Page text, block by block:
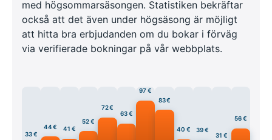
med högsommarsäsongen. Statistiken bekräftar
också att det även under högsäsong är möjligt
att hitta bra erbjudanden om du bokar i förväg
via verifierade bokningar på vår webbplats.
33 €
44 € 41 €
52 €
72 €
63 €
97 €
83 €
40 € 39 €
31 €
56 €